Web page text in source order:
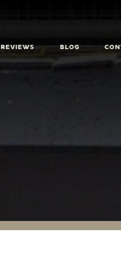
BLOG
REVIEWS